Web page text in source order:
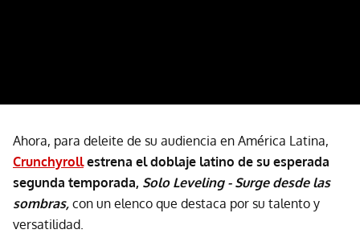
Ahora, para deleite de su audiencia en América Latina,
Crunchyrollestrena el doblaje latino de su esperada
segunda temporada, Solo Leveling - Surge desde las
sombras, con un elenco que destaca por su talento y
versatilidad.